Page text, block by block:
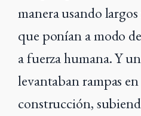
manera usando
que ponían a modo
a fuerza humana. Y
levantaban rampas
construcción,